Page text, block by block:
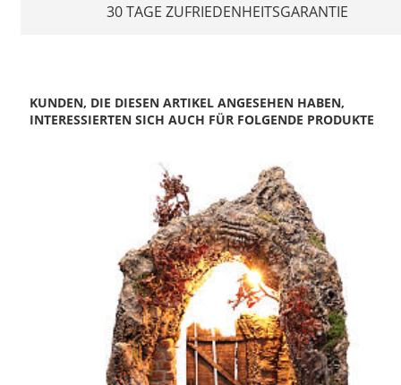
30 TAGE ZUFRIEDENHEITSGARANTIE
KUNDEN, DIE DIESEN ARTIKEL ANGESEHEN HABEN,
INTERESSIERTEN SICH AUCH FÜR FOLGENDE PRODUKTE